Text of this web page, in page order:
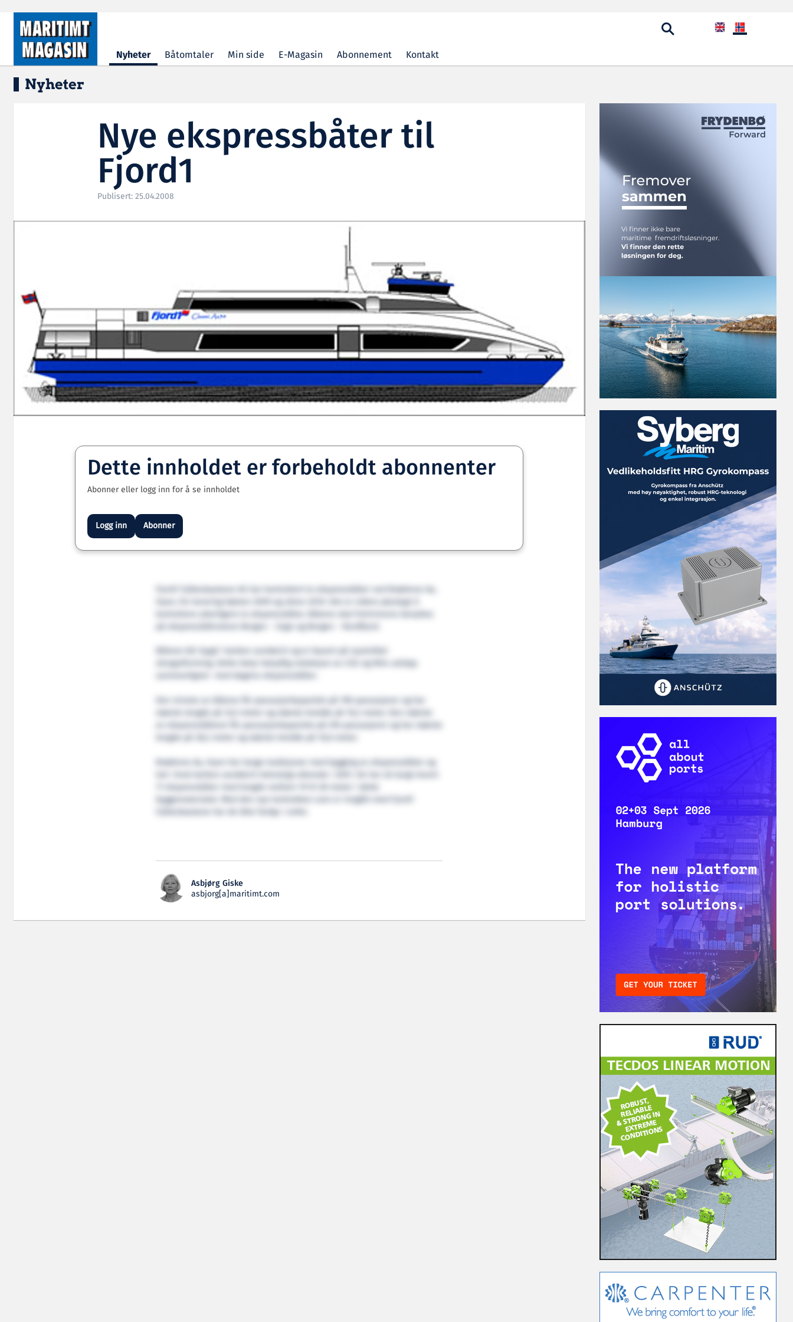
Hopp til hovedinnhold
Nyheter Båtomtaler Min side E-Magasin Abonnement Kontakt
Nyheter
Nye ekspressbåter til
Fjord1
Publisert: 25.04.2008
Dette innholdet er forbeholdt abonnenter
Abonner eller logg inn for å se innholdet
Logg inn Abonner
Fjord1 Fylkesbaatane AS har kontrahert to ekspressbåter ved Brødrene Aa,
Hyen, for levering høsten 2009 og våren 2010. Det er videre planlagt å
kontrahere ytterligere to ekspressbåter. Båtene skal fortrinnsvis benyttes
på ekspressbåtrutene Bergen - Sogn og Bergen - Nordfjord.
Båtene blir bygd i karbon sandwich og er basert på nyutviklet
skrogutforming. Dette betyr betydlig reduksjon av CO2 og NOx utslipp
sammenlignet med dagens ekspressbåter.
Den minste av båtene får passasjerkapasitet på 190 passasjerer og har
største lengde på 33,5 meter og største bredde på 10,2 meter. Den største
av ekspressbåtene får passasjerkapasitet på 294 passasjerer og har største
lengde på 38,2 meter og største bredde på 10,6 meter.
Brødrene Aa, Hyen har lange tradisjoner med bygging av ekspressbåter og
tok i bruk karbon sandwich teknologi allerede i 2001. De har så langt levert
17 ekspressbåter med lengde mellom 19 til 28 meter i dette
byggematerialet. Med den nye kontrakten som er inngått med Fjord1
Fylkesbaatane har de åtte fartøy i ordre.
Asbjørg Giske
asbjorg[a]maritimt.com